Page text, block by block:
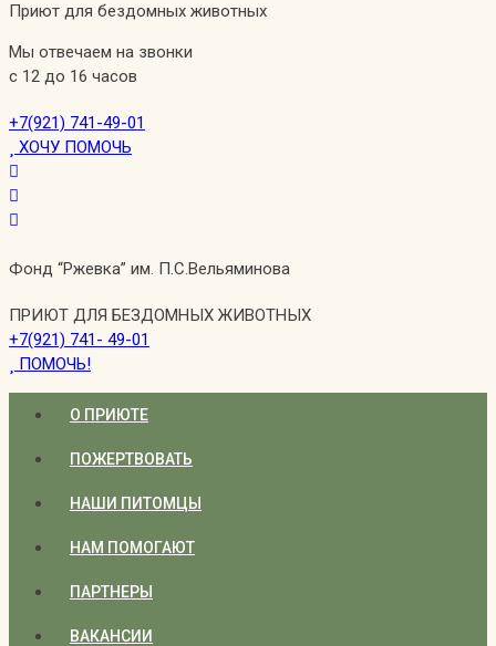
Приют для бездомных животных
Мы отвечаем на звонки
с 12 до 16 часов
+7(921) 741-49-01
ХОЧУ ПОМОЧЬ
Фонд “Ржевка” им. П.С.Вельяминова
ПРИЮТ ДЛЯ БЕЗДОМНЫХ ЖИВОТНЫХ
+7(921) 741- 49-01
ПОМОЧЬ!
О ПРИЮТЕ
ПОЖЕРТВОВАТЬ
НАШИ ПИТОМЦЫ
НАМ ПОМОГАЮТ
ПАРТНЕРЫ
ВАКАНСИИ